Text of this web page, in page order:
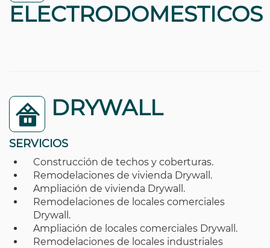
ELECTRODOMESTICOS
DRYWALL
SERVICIOS
Construcción de techos y coberturas.
Remodelaciones de vivienda Drywall.
Ampliación de vivienda Drywall.
Remodelaciones de locales comerciales
Drywall.
Ampliación de locales comerciales Drywall.
Remodelaciones de locales industriales